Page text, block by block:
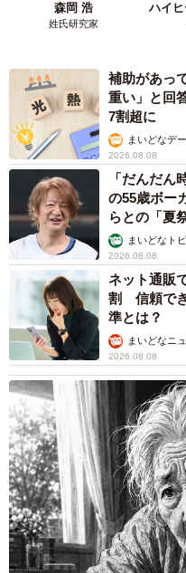
森岡 浩
姓氏研究家
ハイ
補助があっ
重い」と回
7割超に
まいどなデ
2026.08.08
「だんだ
の55歳ボー
らとの「夏
まいどなト
2026.08.08
ネット通販
割 信頼で
準とは？
まいどなニ
2026.08.08